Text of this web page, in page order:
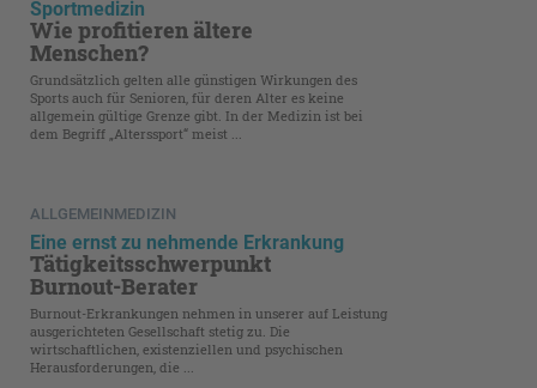
Sportmedizin
Wie profitieren ältere
Menschen?
Grundsätzlich gelten alle günstigen Wirkungen des
Sports auch für Senioren, für deren Alter es keine
allgemein gültige Grenze gibt. In der Medizin ist bei
dem Begriff „Alterssport“ meist ...
ALLGEMEINMEDIZIN
Eine ernst zu nehmende Erkrankung
Tätigkeitsschwerpunkt
Burnout-Berater
Burnout-Erkrankungen nehmen in unserer auf Leistung
ausgerichteten Gesellschaft stetig zu. Die
wirtschaftlichen, existenziellen und psychischen
Herausforderungen, die ...